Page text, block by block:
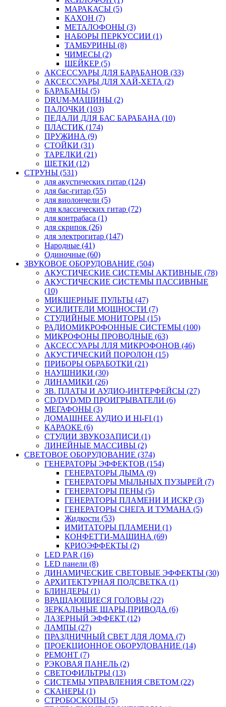
МАРАКАСЫ (5)
КАХОН (7)
МЕТАЛОФОНЫ (3)
НАБОРЫ ПЕРКУССИИ (1)
ТАМБУРИНЫ (8)
ЧИМЕСЫ (2)
ШЕЙКЕР (5)
АКСЕССУАРЫ ДЛЯ БАРАБАНОВ (33)
АКСЕССУАРЫ ДЛЯ ХАЙ-ХЕТА (2)
БАРАБАНЫ (5)
DRUM-МАШИНЫ (2)
ПАЛОЧКИ (103)
ПЕДАЛИ ДЛЯ БАС БАРАБАНА (10)
ПЛАСТИК (174)
ПРУЖИНА (9)
СТОЙКИ (31)
ТАРЕЛКИ (21)
ЩЕТКИ (12)
СТРУНЫ (531)
для акустических гитар (124)
для бас-гитар (55)
для виолончели (5)
для классических гитар (72)
для контрабаса (1)
для скрипок (26)
для электрогитар (147)
Народные (41)
Одиночные (60)
ЗВУКОВОЕ ОБОРУДОВАНИЕ (504)
АКУСТИЧЕСКИЕ СИСТЕМЫ АКТИВНЫЕ (78)
АКУСТИЧЕСКИЕ СИСТЕМЫ ПАССИВНЫЕ
(10)
МИКШЕРНЫЕ ПУЛЬТЫ (47)
УСИЛИТЕЛИ МОЩНОСТИ (7)
СТУДИЙНЫЕ МОНИТОРЫ (15)
РАДИОМИКРОФОННЫЕ СИСТЕМЫ (100)
МИКРОФОНЫ ПРОВОДНЫЕ (63)
АКСЕССУАРЫ ЛЛЯ МИКРОФОНОВ (46)
АКУСТИЧЕСКИЙ ПОРОЛОН (15)
ПРИБОРЫ ОБРАБОТКИ (21)
НАУШНИКИ (30)
ДИНАМИКИ (26)
ЗВ. ПЛАТЫ И АУДИО-ИНТЕРФЕЙСЫ (27)
CD/DVD/MD ПРОИГРЫВАТЕЛИ (6)
МЕГАФОНЫ (3)
ДОМАШНЕЕ АУДИО И HI-FI (1)
КАРАОКЕ (6)
СТУДИИ ЗВУКОЗАПИСИ (1)
ЛИНЕЙНЫЕ МАССИВЫ (2)
СВЕТОВОЕ ОБОРУДОВАНИЕ (374)
ГЕНЕРАТОРЫ ЭФФЕКТОВ (154)
ГЕНЕРАТОРЫ ДЫМА (9)
ГЕНЕРАТОРЫ МЫЛЬНЫХ ПУЗЫРЕЙ (7)
ГЕНЕРАТОРЫ ПЕНЫ (5)
ГЕНЕРАТОРЫ ПЛАМЕНИ И ИСКР (3)
ГЕНЕРАТОРЫ СНЕГА И ТУМАНА (5)
Жидкости (53)
ИМИТАТОРЫ ПЛАМЕНИ (1)
КОНФЕТТИ-МАШИНА (69)
КРИОЭФФЕКТЫ (2)
LED PAR (16)
LED панели (8)
ДИНАМИЧЕСКИЕ СВЕТОВЫЕ ЭФФЕКТЫ (30)
АРХИТЕКТУРНАЯ ПОДСВЕТКА (1)
БЛИНДЕРЫ (1)
ВРАЩАЮЩИЕСЯ ГОЛОВЫ (22)
ЗЕРКАЛЬНЫЕ ШАРЫ,ПРИВОДА (6)
ЛАЗЕРНЫЙ ЭФФЕКТ (12)
ЛАМПЫ (27)
ПРАЗДНИЧНЫЙ СВЕТ ДЛЯ ДОМА (7)
ПРОЕКЦИОННОЕ ОБОРУДОВАНИЕ (14)
РЕМОНТ (7)
РЭКОВАЯ ПАНЕЛЬ (2)
СВЕТОФИЛЬТРЫ (13)
СИСТЕМЫ УПРАВЛЕНИЯ СВЕТОМ (22)
СКАНЕРЫ (1)
СТРОБОСКОПЫ (5)